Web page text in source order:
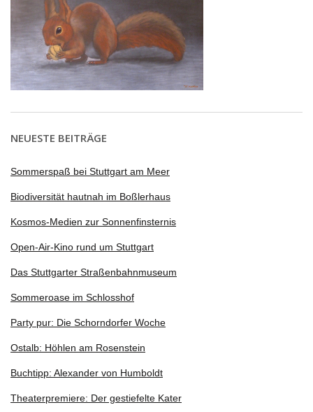
NEUESTE BEITRÄGE
Sommerspaß bei Stuttgart am Meer
Biodiversität hautnah im Boßlerhaus
Kosmos-Medien zur Sonnenfinsternis
Open-Air-Kino rund um Stuttgart
Das Stuttgarter Straßenbahnmuseum
Sommeroase im Schlosshof
Party pur: Die Schorndorfer Woche
Ostalb: Höhlen am Rosenstein
Buchtipp: Alexander von Humboldt
Theaterpremiere: Der gestiefelte Kater